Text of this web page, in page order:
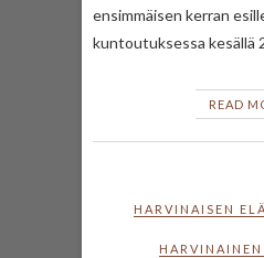
ensimmäisen kerran
kuntoutuksessa kesällä
READ
HARVINAISEN